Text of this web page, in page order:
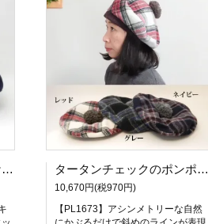
フランスの制帽風キャスケット「ケピ」－ネイビー/グレー タータンチェックのポンポン付きベレー－レッド・グレー・ネイビー
10,670円(税970円)
【PL1673】アシンメトリーな自然